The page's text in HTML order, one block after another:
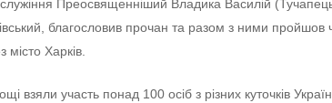
Преосвященніший Владика Василій
благословив прочан та разом з ними пройшов
місто Харків.
взяли участь понад 100 осіб з різних куточків